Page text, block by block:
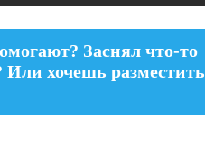
Заснял что-то
Или хочешь разместить